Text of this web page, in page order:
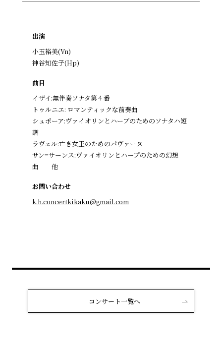
出演
小玉裕美(Vn)
神谷知佐子(Hp)
曲目
イザイ:無伴奏ソナタ第４番
トゥルニエ: ロマンティックな前奏曲
シュポーア:ヴァイオリンとハープのためのソナタハ短
調
ラヴェル:亡き女王のためのパヴァーヌ
サン=サーンス:ヴァイオリンとハープのための幻想
曲 他
お問い合わせ
k.h.concertkikaku@gmail.com
コンサート一覧へ